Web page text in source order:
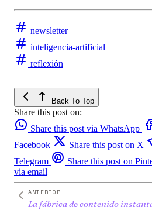
newsletter
inteligencia-artificial
reflexión
Back To Top
Share this post on:
Share this post via WhatsApp
Facebook
Share this post on X
Telegram
Share this post on
via email
ANTERIOR
La fábrica de contenido